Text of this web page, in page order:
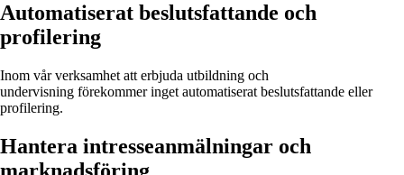
Automatiserat beslutsfattande och
profilering
Inom vår verksamhet att erbjuda utbildning och
undervisning förekommer inget automatiserat beslutsfattande eller
profilering.
Hantera intresseanmälningar och